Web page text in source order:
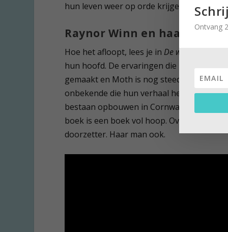
hun leven weer op orde krijgen.
Raynor Winn en haar man
Hoe het afloopt, lees je in De wilde stilte
hun hoofd. De ervaringen die ze hebben
gemaakt en Moth is nog steeds ziek. Het
onbekende die hun verhaal heeft
bestaan opbouwen in Cornwall en daar
boek is een boek vol hoop. Over de
doorzetter. Haar man ook.
Ontvang